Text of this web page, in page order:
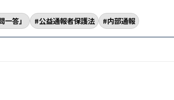
答」 公益通報者保護法 内部通報